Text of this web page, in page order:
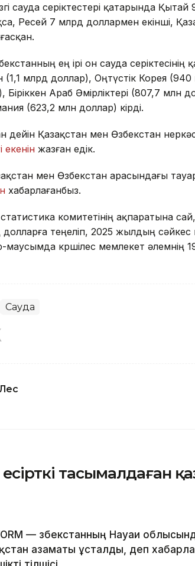
сауда серіктестері қатарында
Ресей 7 млрд доллармен екінші,
ең ірі он сауда
(1,1 млрд доллар), Оңтүстік Корея
Араб Әмірліктері (807,7 млн
(623,2 млн доллар) кірді.
дейін Қазақстан мен Өзбекстан
екенін жазған едік.
мен Өзбекстан арасындағы
хабарлағанбыз.
комитетінің ақпаратына
теңеліп, 2025 жылдың сәйкес
маусымда көршілес мемлекет әлемнің
Сауда
есірткі тасымалдаған
— Өзбекстанның Науаи
азаматы ұсталды, деп